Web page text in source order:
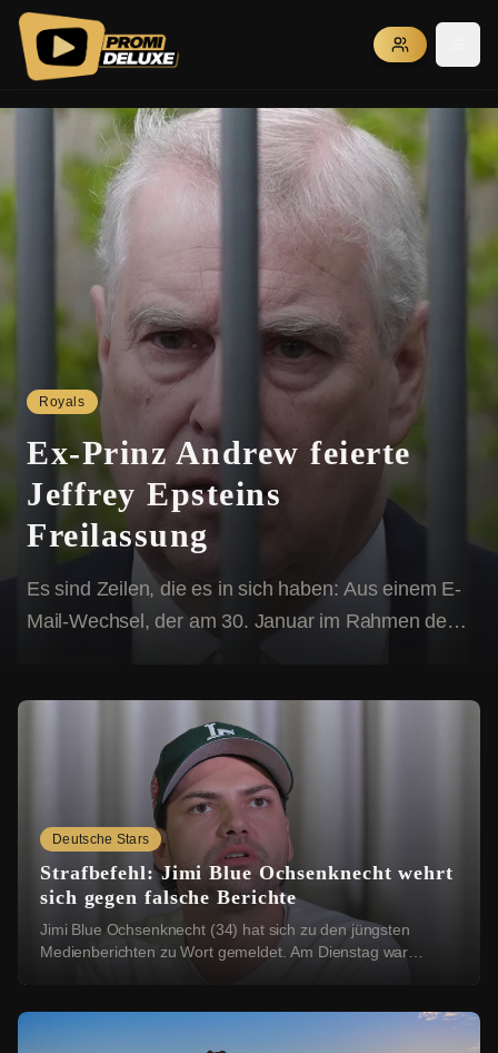
Royals
Ex-Prinz Andrew feierte
Jeffrey Epsteins
Freilassung
Es sind Zeilen, die es in sich haben: Aus einem E-
Mail-Wechsel, der am 30. Januar im Rahmen der
Deutsche Stars
Strafbefehl: Jimi Blue Ochsenknecht wehrt
sich gegen falsche Berichte
Jimi Blue Ochsenknecht (34) hat sich zu den jüngsten
Medienberichten zu Wort gemeldet. Am Dienstag war